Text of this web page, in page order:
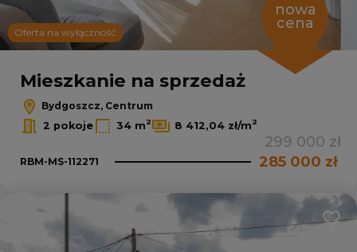
Oferta na wyłączność
nowa
cena
Mieszkanie na sprzedaż
Bydgoszcz, Centrum
2 pokoje
34 m2 8 412,04 zł/m2
299 000 zł
RBM-MS-112271 285 000 zł